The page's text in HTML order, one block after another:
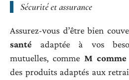
Sécurité et assurance
Assurez-vous d’être bien
santé adaptée à vos
mutuelles, comme M
des produits adaptés aux